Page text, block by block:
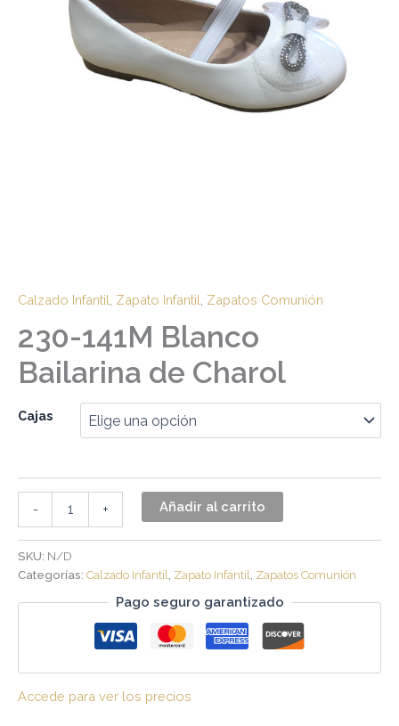
Calzado Infantil Zapato Infantil Zapatos Comunión
230-141M Blanco
Bailarina de Charol
Cajas
- + Añadir al carrito
SKU: N/D
Categorías: Calzado Infantil Zapato Infantil Zapatos Comunión
Pago seguro garantizado
Accede para ver los precios